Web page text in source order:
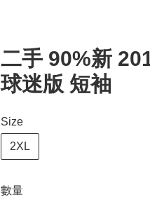
二手 90%新
球迷版 短袖
Size
2XL
數量